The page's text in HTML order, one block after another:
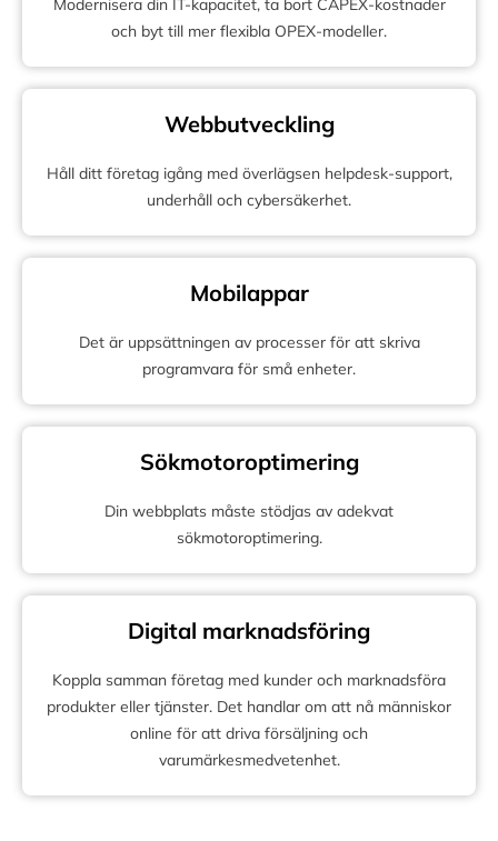
och byt till mer flexibla OPEX-modeller.
Webbutveckling
Håll ditt företag igång med överlägsen helpdesk-support,
underhåll och cybersäkerhet.
Mobilappar
Det är uppsättningen av processer för att skriva
programvara för små enheter.
Sökmotoroptimering
Din webbplats måste stödjas av adekvat
sökmotoroptimering.
Digital marknadsföring
Koppla samman företag med kunder och marknadsföra
produkter eller tjänster. Det handlar om att nå människor
online för att driva försäljning och
varumärkesmedvetenhet.